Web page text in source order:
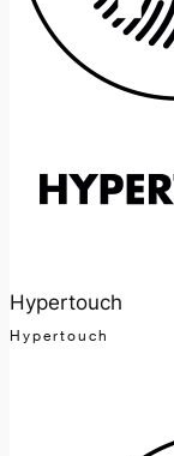
Hypertouch
Hypertouch